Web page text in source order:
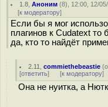
1.8 ,Аноним (8), 12:00, 12/
[к модератору]
Если бы я мог
плагинов к Cudatext
да, кто то найдёт
2.11 ,commiethebeastie (
[ответить] [к модератору]
Она не нуитка, а